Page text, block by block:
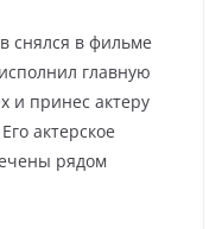
снялся в фильме
главную
и принес актеру
актерское
рядом